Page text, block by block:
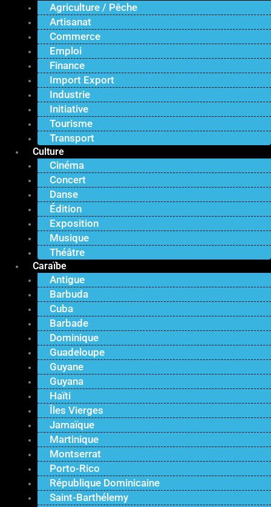
Agriculture / Pêche
Artisanat
Commerce
Emploi
Finance
Import Export
Industrie
Initiative
Tourisme
Transport
Culture
Cinéma
Concert
Danse
Édition
Exposition
Musique
Théâtre
Caraïbe
Antigue
Barbuda
Cuba
Barbade
Dominique
Guadeloupe
Guyane
Guyana
Haïti
Îles Vierges
Jamaïque
Martinique
Montserrat
Porto-Rico
République Dominicaine
Saint-Barthélemy